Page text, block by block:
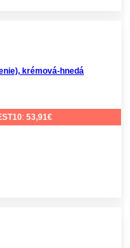
krémová-hnedá
: 53,91€